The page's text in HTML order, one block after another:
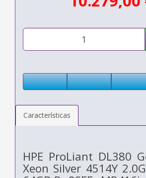
Características
HPE ProLiant DL380
Xeon Silver 4514Y